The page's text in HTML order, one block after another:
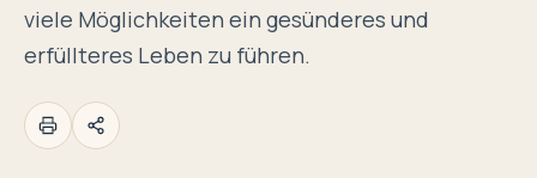
viele Möglichkeiten ein gesünderes und
erfüllteres Leben zu führen.